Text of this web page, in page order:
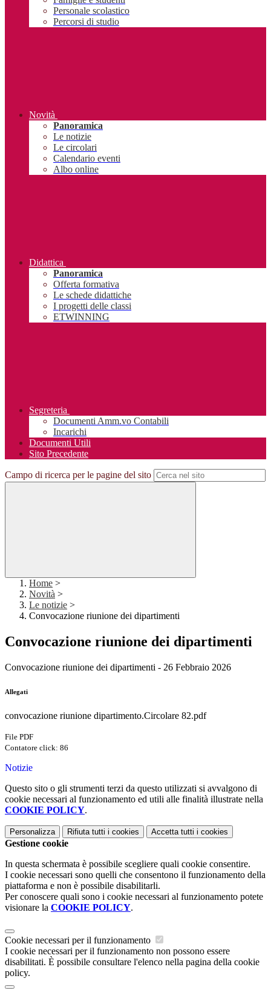
Personale scolastico
Percorsi di studio
Novità
Panoramica
Le notizie
Le circolari
Calendario eventi
Albo online
Didattica
Panoramica
Offerta formativa
Le schede didattiche
I progetti delle classi
ETWINNING
Segreteria
Documenti Amm.vo Contabili
Incarichi
Documenti Utili
Sito Precedente
Campo di ricerca per le pagine del sito
Home >
Novità >
Le notizie >
Convocazione riunione dei dipartimenti
Convocazione riunione dei dipartimenti
Convocazione riunione dei dipartimenti - 26 Febbraio 2026
Allegati
convocazione riunione dipartimento.Circolare 82.pdf
File PDF
Contatore click: 86
Notizie
Questo sito o gli strumenti terzi da questo utilizzati si avvalgono di
cookie necessari al funzionamento ed utili alle finalità illustrate nella
COOKIE POLICY.
Personalizza Rifiuta tutti i cookies Accetta tutti i cookies
Gestione cookie
In questa schermata è possibile scegliere quali cookie consentire.
I cookie necessari sono quelli che consentono il funzionamento della
piattaforma e non è possibile disabilitarli.
Per conoscere quali sono i cookie necessari al funzionamento potete
visionare la COOKIE POLICY.
Cookie necessari per il funzionamento
I cookie necessari per il funzionamento non possono essere
disabilitati. È possibile consultare l'elenco nella pagina della cookie
policy.